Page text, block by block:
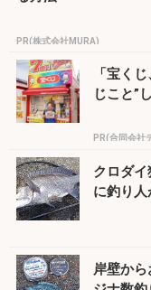
PR(株式会社MURA)
「宝く
じこと”
PR(合同会社
クロダ
に釣り
岸壁か